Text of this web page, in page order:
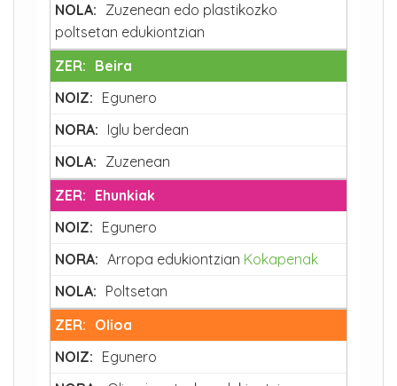
Zuzenean edo plastikozko
poltsetan edukiontzian
Beira
Egunero
Iglu berdean
Zuzenean
Ehunkiak
Egunero
Arropa edukiontzian Kokapenak
Poltsetan
Olioa
Egunero